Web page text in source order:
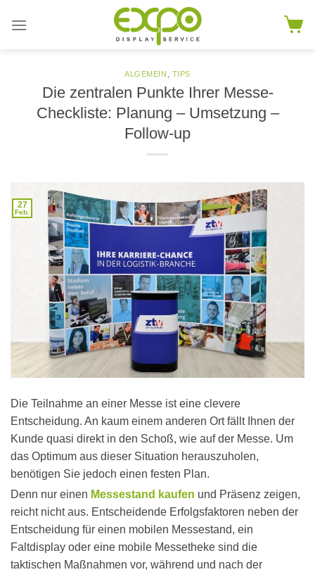
ALGEMEIN TIPS
Die zentralen Punkte Ihrer Messe-
Checkliste: Planung – Umsetzung –
Follow-up
27
Feb.
Die Teilnahme an einer Messe ist eine clevere
Entscheidung. An kaum einem anderen Ort fällt Ihnen der
Kunde quasi direkt in den Schoß, wie auf der Messe. Um
das Optimum aus dieser Situation herauszuholen,
benötigen Sie jedoch einen festen Plan.
Denn nur einen Messestand kaufen und Präsenz zeigen,
reicht nicht aus. Entscheidende Erfolgsfaktoren neben der
Entscheidung für einen mobilen Messestand, ein
Faltdisplay oder eine mobile Messetheke sind die
taktischen Maßnahmen vor, während und nach der